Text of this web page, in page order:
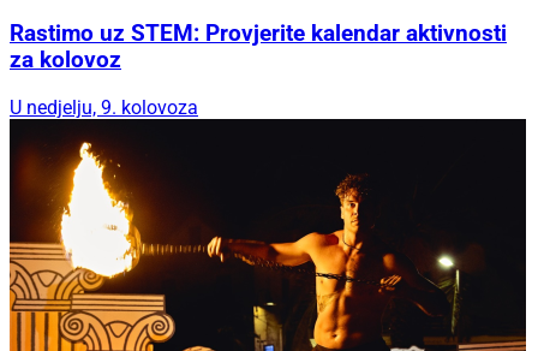
Rastimo uz STEM: Provjerite kalendar aktivnosti
za kolovoz
U nedjelju, 9. kolovoza